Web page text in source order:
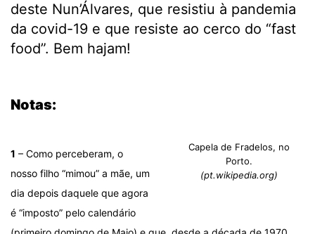
deste Nun’Álvares, que resistiu à pandemia
da covid-19 e que resiste ao cerco do “fast
food”. Bem hajam!
Notas:
Capela de Fradelos, no
Porto.
(pt.wikipedia.org)
1 – Como perceberam, o
nosso filho “mimou” a mãe, um
dia depois daquele que agora
é “imposto” pelo calendário